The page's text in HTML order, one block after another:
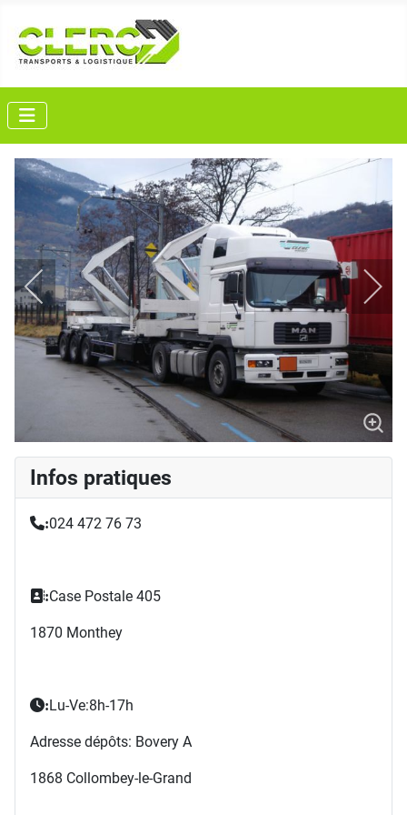
Infos pratiques
:024 472 76 73
:Case Postale 405
1870 Monthey
:Lu-Ve:8h-17h
Adresse dépôts: Bovery A
1868 Collombey-le-Grand